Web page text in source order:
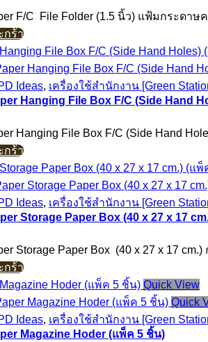
F/C File Folder (1.5 นิ้ว) แฟ้มกระดา
กร้า
Ideas, เครื่องใช้สำนักงาน [Green
Hanging File Box F/C (Side Hand
Hanging File Box F/C (Side Hand
กร้า
Ideas, เครื่องใช้สำนักงาน [Green
Storage Paper Box (40 x 27 x 17
Storage Paper Box (40 x 27 x 17
กร้า
Quick View
Quick
Ideas, เครื่องใช้สำนักงาน [Green
Magazine Hoder (แพ็ค 5 ชิ้น)